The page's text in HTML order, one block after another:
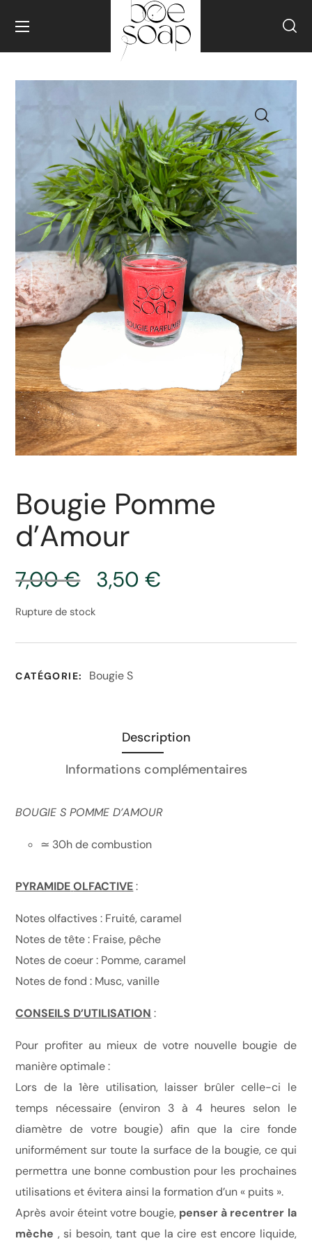
Bougie Pomme
d’Amour
7,00€ 3,50€
Rupture de stock
CATÉGORIE: Bougie S
Description
Informations complémentaires
BOUGIE S POMME D’AMOUR
≃ 30h de combustion
PYRAMIDE OLFACTIVE:
Notes olfactives : Fruité, caramel
Notes de tête : Fraise, pêche
Notes de coeur : Pomme, caramel
Notes de fond : Musc, vanille
CONSEILS D’UTILISATION :
Pour profiter au mieux de votre nouvelle bougie de
manière optimale :
Lors de la 1ère utilisation, laisser brûler celle-ci le
temps nécessaire (environ 3 à 4 heures selon le
diamètre de votre bougie) afin que la cire fonde
uniformément sur toute la surface de la bougie, ce qui
permettra une bonne combustion pour les prochaines
utilisations et évitera ainsi la formation d’un « puits ».
Après avoir éteint votre bougie, penser à recentrer la
mèche , si besoin, tant que la cire est encore liquide,